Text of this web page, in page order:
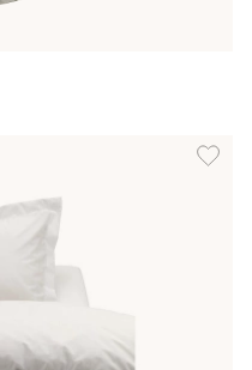
även i dessa färger:
Lägg